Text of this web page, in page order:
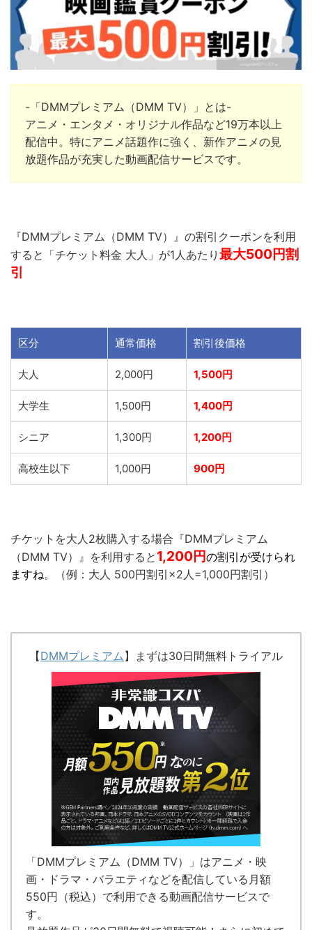
-「DMMプレミアム（DMM TV）」とは-
アニメ・エンタメ・オリジナル作品など19万本以上
配信中。 特にアニメ話題作に強く、新作アニメの見
放題作品が充実した動画配信サービスです。
『DMMプレミアム（DMM TV）』の割引クーポンを利用
すると「チケット料金 大人」が1人あたり 最大500円割
引
区分 通常価格 割引後価格
大人 2,000円 1,500円
大学生 1,500円 1,400円
シニア 1,300円 1,200円
高校生以下 1,000円 900円
チケットを大人2枚購入する場合『DMMプレミアム
（DMM TV）』を利用すると 1,200円の割引が受けられ
ますね。（例：大人 500円割引×2人=1,000円割引）
【DMMプレミアム 】まずは30日間無料トライアル
「DMMプレミアム（DMM TV）」はアニメ・映
画・ドラマ・バラエティなどを配信している 月額
550円（税込）で利用できる動画配信サービスで
す。